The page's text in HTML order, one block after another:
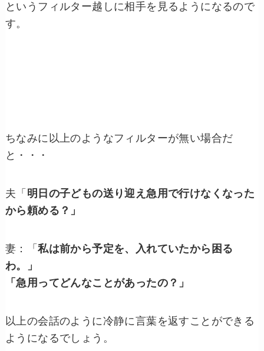
というフィルター越しに相手を見るようになるので
す。
ちなみに以上のようなフィルターが無い場合だ
と・・・
夫「 明日の子どもの送り迎え急用で行けなくなった
から頼める？」
妻：「私は前から予定を、入れていたから困る
わ。」
「急用ってどんなことがあったの？」
以上の会話のように冷静に言葉を返すことができる
ようになるでしょう。